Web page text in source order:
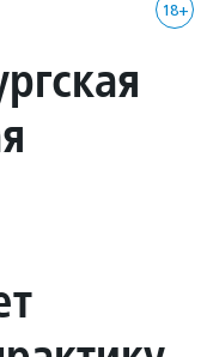
18+